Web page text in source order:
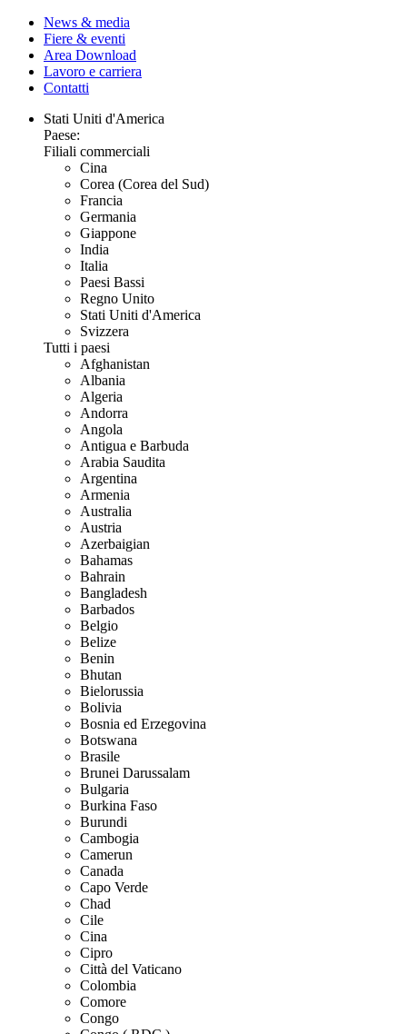
News & media
Fiere & eventi
Area Download
Lavoro e carriera
Contatti
Stati Uniti d'America
Paese:
Filiali commerciali
Cina
Corea (Corea del Sud)
Francia
Germania
Giappone
India
Italia
Paesi Bassi
Regno Unito
Stati Uniti d'America
Svizzera
Tutti i paesi
Afghanistan
Albania
Algeria
Andorra
Angola
Antigua e Barbuda
Arabia Saudita
Argentina
Armenia
Australia
Austria
Azerbaigian
Bahamas
Bahrain
Bangladesh
Barbados
Belgio
Belize
Benin
Bhutan
Bielorussia
Bolivia
Bosnia ed Erzegovina
Botswana
Brasile
Brunei Darussalam
Bulgaria
Burkina Faso
Burundi
Cambogia
Camerun
Canada
Capo Verde
Chad
Cile
Cina
Cipro
Città del Vaticano
Colombia
Comore
Congo